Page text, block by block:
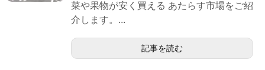
菜や果物が安く買える あたらす市場をご紹
介します。...
記事を読む